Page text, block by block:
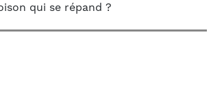
qui se répand ?